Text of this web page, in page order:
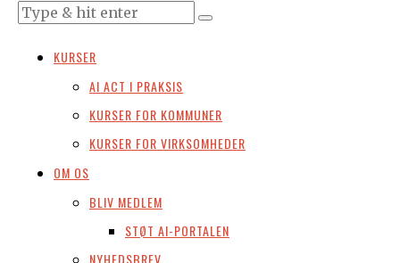
KURSER
AI ACT I PRAKSIS
KURSER FOR KOMMUNER
KURSER FOR VIRKSOMHEDER
OM OS
BLIV MEDLEM
STØT AI-PORTALEN
NYHEDSBREV